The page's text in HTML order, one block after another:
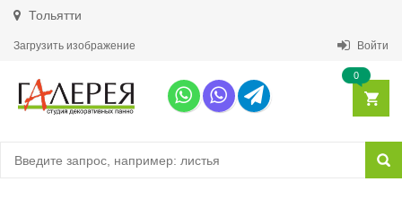
Тольятти
Загрузить изображение Войти
0